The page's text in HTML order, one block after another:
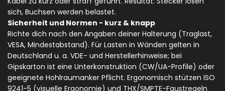
sich, Buchsen werden belastet.
Sicherheit und Normen - kurz & knapp
Richte dich nach den Angaben deiner Halterung (Traglast,
VESA, Mindestabstand). Für Lasten in Wänden gelten in
Deutschland u. a. VDE- und Herstellerhinweise; bei
Gipskarton ist eine Unterkonstruktion (CW/UA-Profile) oder
geeignete Hohlraumanker Pflicht. Ergonomisch stützen ISO
9241-5 (visuelle Ergonomie) und THX/SMPTE-Faustregeln